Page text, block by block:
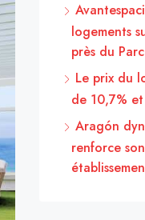
logements
près du
Le prix du
de 10,7%
Aragón
renforce